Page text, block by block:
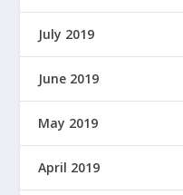
July 2019
June 2019
May 2019
April 2019